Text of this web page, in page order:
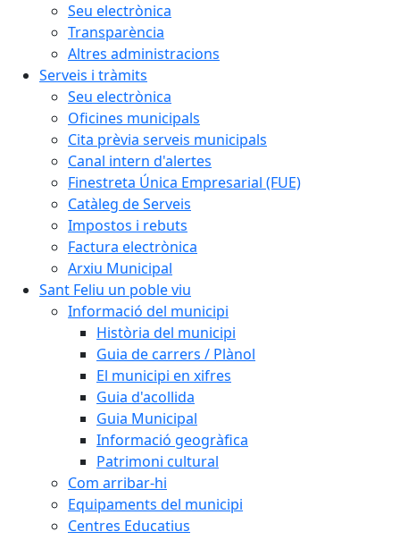
Seu electrònica
Transparència
Altres administracions
Serveis i tràmits
Seu electrònica
Oficines municipals
Cita prèvia serveis municipals
Canal intern d'alertes
Finestreta Única Empresarial (FUE)
Catàleg de Serveis
Impostos i rebuts
Factura electrònica
Arxiu Municipal
Sant Feliu un poble viu
Informació del municipi
Història del municipi
Guia de carrers / Plànol
El municipi en xifres
Guia d'acollida
Guia Municipal
Informació geogràfica
Patrimoni cultural
Com arribar-hi
Equipaments del municipi
Centres Educatius